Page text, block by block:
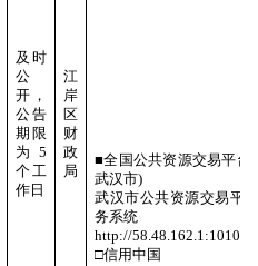
■全国公共资源交易平台(
武汉市)
武汉市公共资源交易平
务系统
http://58.48.162.1:10106/
□信用中国
及时
公
开，
公告
期限
为5
个工
作日
江
岸
区
财
政
局